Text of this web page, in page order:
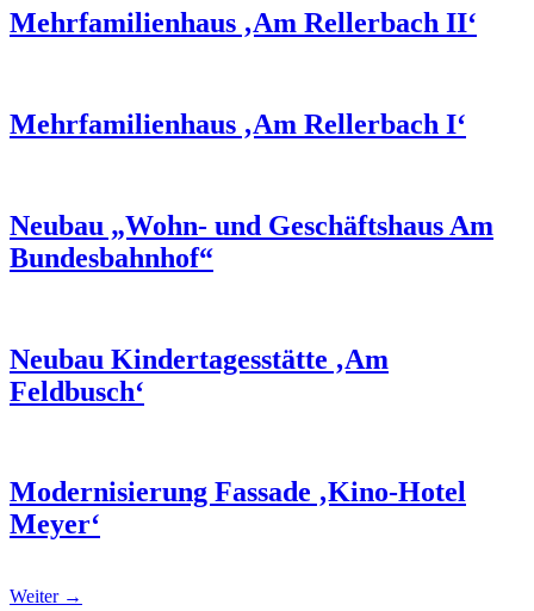
Mehrfamilienhaus ‚Am Rellerbach II‘
Mehrfamilienhaus ‚Am Rellerbach I‘
Neubau „Wohn- und Geschäftshaus Am
Bundesbahnhof“
Neubau Kindertagesstätte ‚Am
Feldbusch‘
Modernisierung Fassade ‚Kino-Hotel
Meyer‘
Weiter →